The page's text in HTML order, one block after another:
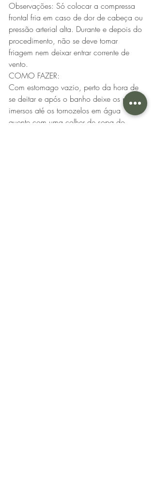
Observações: Só colocar a compressa
frontal fria em caso de dor de cabeça ou
pressão arterial alta. Durante e depois do
procedimento, não se deve tomar
friagem nem deixar entrar corrente de
vento.
COMO FAZER:
Com estomago vazio, perto da hora de
se deitar e após o banho deixe os pés
imersos até os tornozelos em água
quente com uma colher de sopa do